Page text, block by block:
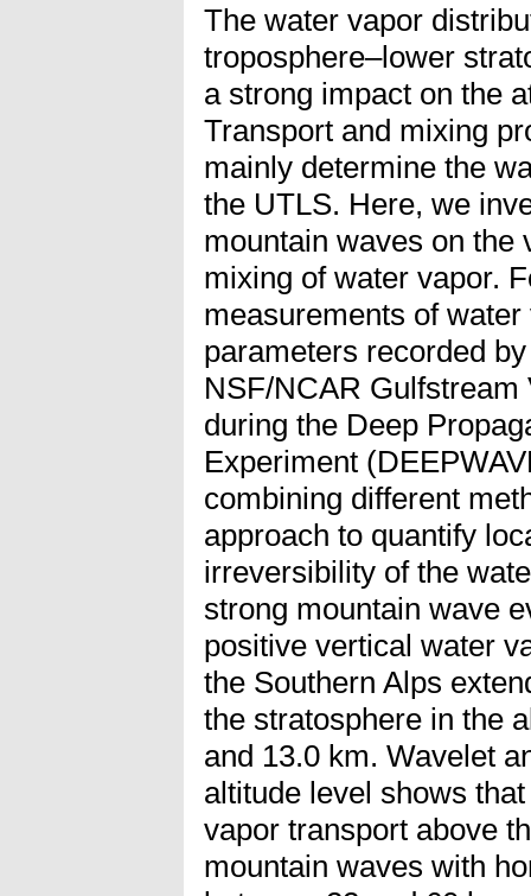
The water vapor
troposphere–lower
a strong impact on the
Transport and mixing
mainly determine the
the UTLS. Here, we
mountain waves on the
mixing of water vapor.
measurements of
parameters recorded
NSF/NCAR
during the Deep
Experiment
combining different
approach to quantify
irreversibility of the
strong mountain wave
positive vertical water
the Southern Alps
the stratosphere in the
and 13.0 km. Wavelet
altitude level shows
vapor transport above
mountain waves with